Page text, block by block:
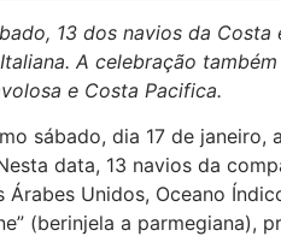
13 dos navios da
A celebração
e Costa Pacifica.
sábado, dia 17 de janeiro,
data, 13 navios da
Árabes Unidos, Oceano
(berinjela a parmegiana),